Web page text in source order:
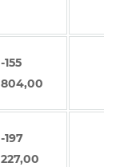
-155
804,00
-197
227,00